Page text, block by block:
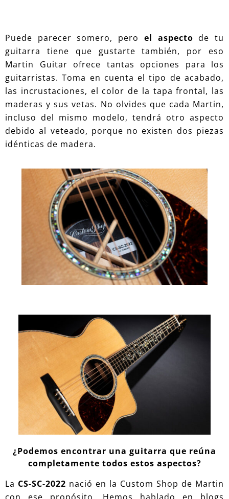
Puede parecer somero, pero el aspecto de tu
guitarra tiene que gustarte también, por eso
Martin Guitar ofrece tantas opciones para los
guitarristas. Toma en cuenta el tipo de acabado,
las incrustaciones, el color de la tapa frontal, las
maderas y sus vetas. No olvides que cada Martin,
incluso del mismo modelo, tendrá otro aspecto
debido al veteado, porque no existen dos piezas
idénticas de madera.
¿Podemos encontrar una guitarra que reúna
completamente todos estos aspectos?
La CS-SC-2022 nació en la Custom Shop de Martin